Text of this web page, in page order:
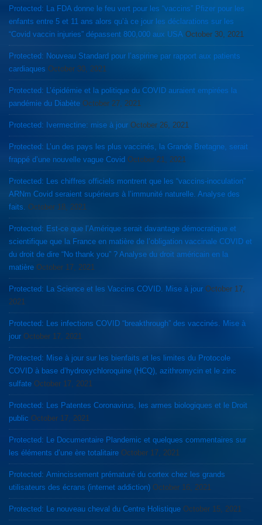
Protected: La FDA donne le feu vert pour les “vaccins” Pfizer pour les
enfants entre 5 et 11 ans alors qu’à ce jour les déclarations sur les
“Covid vaccin injuries” dépassent 800,000 aux USA October 30, 2021
Protected: Nouveau Standard pour l’aspirine par rapport aux patients
cardiaques October 30, 2021
Protected: L’épidémie et la politique du COVID auraient empirées la
pandémie du Diabète October 27, 2021
Protected: Ivermectine: mise à jour October 26, 2021
Protected: L’un des pays les plus vaccinés, la Grande Bretagne, serait
frappé d’une nouvelle vague Covid October 21, 2021
Protected: Les chiffres officiels montrent que les “vaccins-inoculation”
ARNm Covid seraient supérieurs à l’immunité naturelle. Analyse des
faits.
October 18, 2021
Protected: Est-ce que l’Amérique serait davantage démocratique et
scientifique que la France en matière de l’obligation vaccinale COVID et
du droit de dire “No thank you” ? Analyse du droit américain en la
matière October 17, 2021
Protected: La Science et les Vaccins COVID. Mise à jour October 17,
2021
Protected: Les infections COVID “breakthrough” des vaccinés. Mise à
jour October 17, 2021
Protected: Mise à jour sur les bienfaits et les limites du Protocole
COVID à base d’hydroxychloroquine (HCQ), azithromycin et le zinc
sulfate October 17, 2021
Protected: Les Patentes Coronavirus, les armes biologiques et le Droit
public October 17, 2021
Protected: Le Documentaire Plandemic et quelques commentaires sur
les éléments d’une ère totalitaire October 17, 2021
Protected: Amincissement prématuré du cortex chez les grands
utilisateurs des écrans (internet addiction) October 16, 2021
Protected: Le nouveau cheval du Centre Holistique October 15, 2021